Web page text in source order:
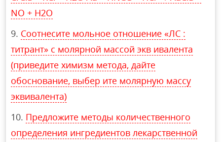
NO + H2O
Соотнесите мольное отношение «ЛС :
титрант» с молярной массой экв ивалента
(приведите химизм метода, дайте
обоснование, выбер ите молярную массу
эквивалента)
Предложите методы количественного
определения ингредиентов лекарственной